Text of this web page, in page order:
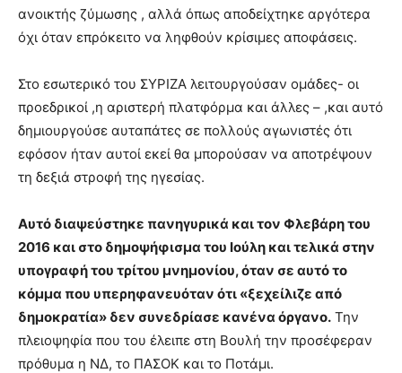
ανοικτής ζύμωσης , αλλά όπως αποδείχτηκε αργότερα
όχι όταν επρόκειτο να ληφθούν κρίσιμες αποφάσεις.
Στο εσωτερικό του ΣΥΡΙΖΑ λειτουργούσαν ομάδες- οι
προεδρικοί ,η αριστερή πλατφόρμα και άλλες – ,και αυτό
δημιουργούσε αυταπάτες σε πολλούς αγωνιστές ότι
εφόσον ήταν αυτοί εκεί θα μπορούσαν να αποτρέψουν
τη δεξιά στροφή της ηγεσίας.
Αυτό διαψεύστηκε πανηγυρικά και τον Φλεβάρη του
2016 και στο δημοψήφισμα του Ιούλη και τελικά στην
υπογραφή του τρίτου μνημονίου, όταν σε αυτό το
κόμμα που υπερηφανευόταν ότι «ξεχείλιζε από
δημοκρατία» δεν συνεδρίασε κανένα όργανο. Την
πλειοψηφία που του έλειπε στη Βουλή την προσέφεραν
πρόθυμα η ΝΔ, το ΠΑΣΟΚ και το Ποτάμι.